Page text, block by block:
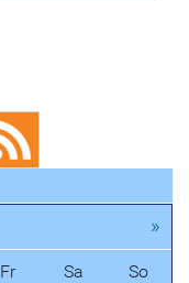
»
Fr Sa So